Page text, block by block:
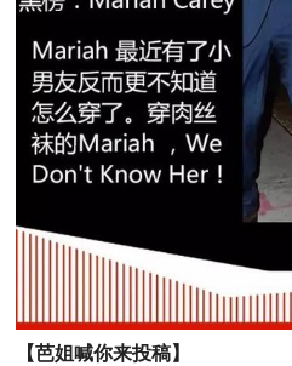
【芭姐喊你来投稿】